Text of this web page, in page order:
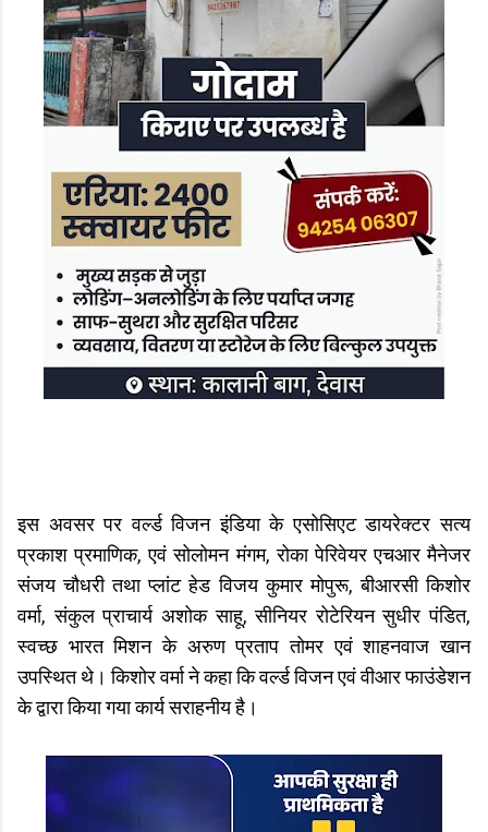
इस अवसर पर वर्ल्ड विजन इंडिया के एसोसिएट डायरेक्टर सत्य
प्रकाश प्रमाणिक, एवं सोलोमन मंगम, रोका पेरिवेयर एचआर मैनेजर
संजय चौधरी तथा प्लांट हेड विजय कुमार मोपुरू, बीआरसी किशोर
वर्मा, संकुल प्राचार्य अशोक साहू, सीनियर रोटेरियन सुधीर पंडित,
स्वच्छ भारत मिशन के अरुण प्रताप तोमर एवं शाहनवाज खान
उपस्थित थे। किशोर वर्मा ने कहा कि वर्ल्ड विजन एवं वीआर फाउंडेशन
के द्वारा किया गया कार्य सराहनीय है।